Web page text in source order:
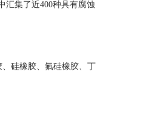
汇集了近400种具有腐蚀
硅橡胶、氟硅橡胶、丁